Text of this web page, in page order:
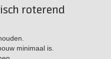
roterend
minimaal is.